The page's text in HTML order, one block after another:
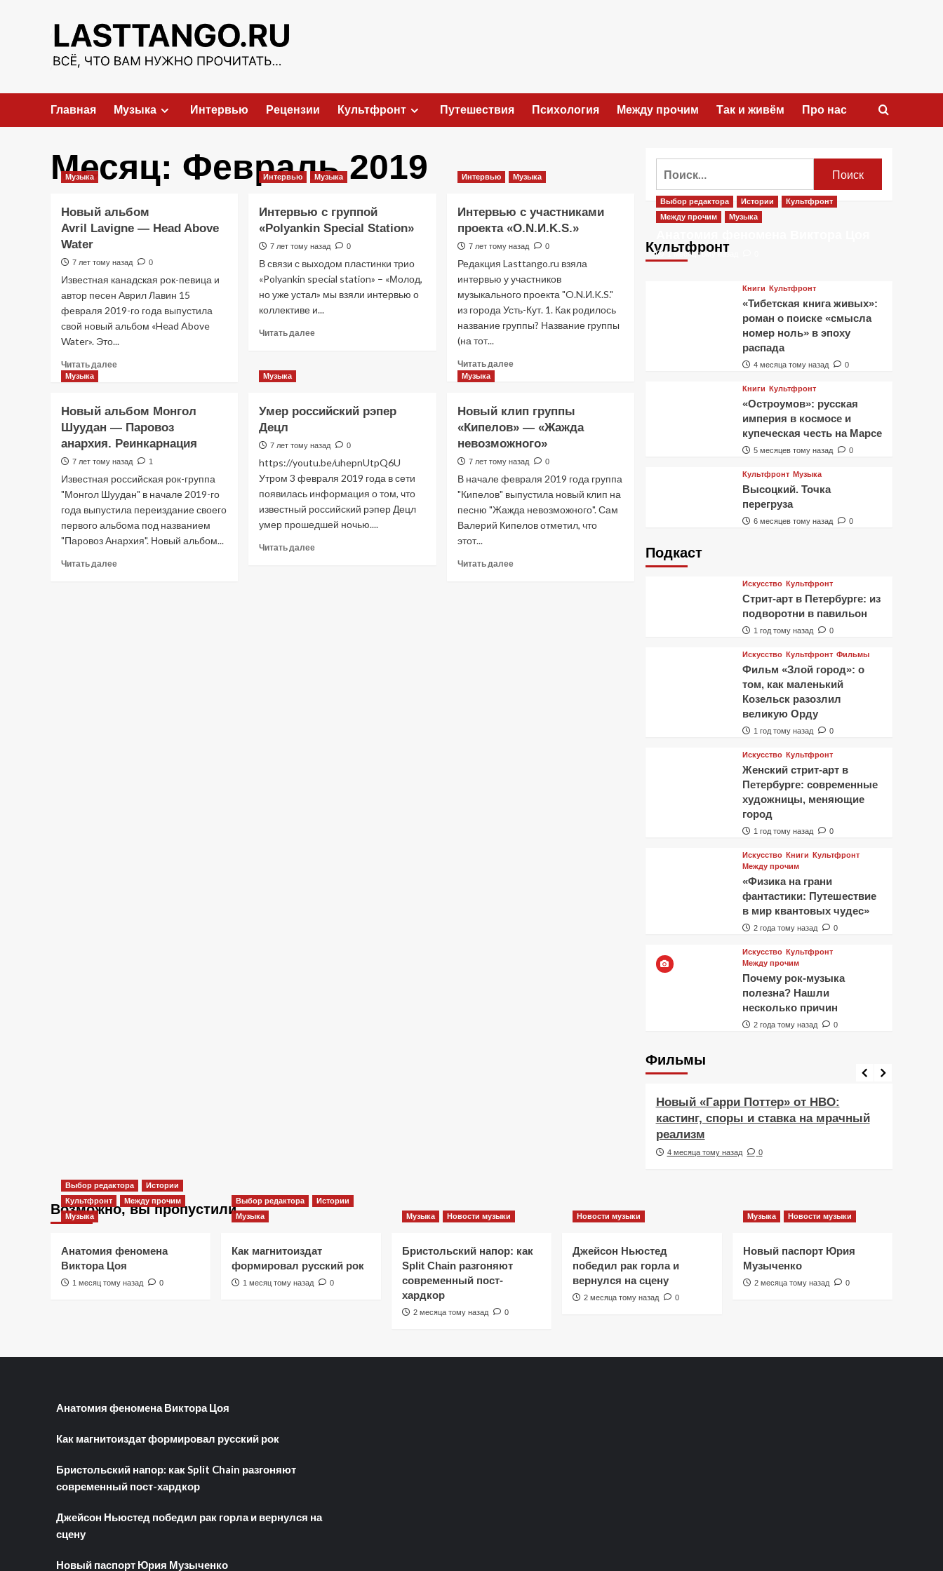
содержимому
Главная Музыка Интервью Рецензии Культфронт Путешествия Психология Между прочим Так и живём Про нас
Месяц: Февраль 2019
Музыка
Новый альбом
Avril Lavigne — Head Above
Water
7 лет тому назад 0
Известная канадская рок-певица и
автор песен Аврил Лавин 15
февраля 2019-го года выпустила
свой новый альбом «Head Above
Water». Это...
Читать далееПрочитать
альбом
Avril Lavigne —
Head
Above
Water
Интервью Музыка
Интервью с группой
«Polyankin Special Station»
7 лет тому назад 0
В связи с выходом пластинки трио
«Polyankin special station» – «Молод,
но уже устал» мы взяли интервью о
коллективе и...
Читать далееПрочитать
«Polyankin
Интервью Музыка
Интервью с участниками
проекта «O.N.И.K.S.»
7 лет тому назад 0
Редакция Lasttango.ru взяла
интервью у участников
музыкального проекта "O.N.И.K.S."
из города Усть-Кут. 1. Как родилось
название группы? Название группы
(на тот...
Читать далееПрочитать
с
участниками
проекта
«O.N.И.K.S.»
Музыка
Новый альбом Монгол
Шуудан — Паровоз
анархия. Реинкарнация
7 лет тому назад 1
Известная российская рок-группа
"Монгол Шуудан" в начале 2019-го
года выпустила переиздание своего
первого альбома под названием
"Паровоз Анархия". Новый альбом...
Читать далееПрочитать
Музыка
Умер российский рэпер
Децл
7 лет тому назад 0
https://youtu.be/uhepnUtpQ6U
Утром 3 февраля 2019 года в сети
появилась информация о том, что
известный российский рэпер Децл
умер прошедшей ночью....
Читать далееПрочитать
Музыка
Новый клип группы
«Кипелов» — «Жажда
невозможного»
7 лет тому назад 0
В начале февраля 2019 года группа
"Кипелов" выпустила новый клип на
песню "Жажда невозможного". Сам
Валерий Кипелов отметил, что
этот...
Читать далееПрочитать
Культфронт
Выбор редактора Истории
Культфронт
Между прочим
Музыка
1 месяц тому назад
Книги Культфронт
«Тибетская книга живых»:
роман о поиске «смысла
номер ноль» в эпоху
распада
4 месяца тому назад 0
Книги Культфронт
«Остроумов»: русская
империя в космосе и
купеческая честь на Марсе
5 месяцев тому назад 0
Культфронт Музыка
Высоцкий. Точка
перегруза
6 месяцев тому назад 0
Подкаст
Искусство Культфронт
Стрит-арт в Петербурге: из
подворотни в павильон
1 год тому назад 0
Искусство Культфронт Фильмы
Фильм «Злой город»: о
том, как маленький
Козельск разозлил
великую Орду
1 год тому назад 0
Искусство Культфронт
Женский стрит-арт в
Петербурге: современные
художницы, меняющие
город
1 год тому назад 0
Искусство Книги Культфронт
Между прочим
«Физика на грани
фантастики: Путешествие
в мир квантовых чудес»
2 года тому назад 0
Искусство Культфронт
Между прочим
Почему рок-музыка
полезна? Нашли
несколько причин
2 года тому назад 0
Фильмы
Фильмы
Новый «Гарри Поттер» от HBO:
кастинг, споры и ставка на мрачный
реализм
4 месяца тому назад 0
Возможно, вы пропустили
Выбор редактора
Истории
Культфронт
Между прочим
Музыка
Анатомия феномена
Виктора Цоя
1 месяц тому назад 0
Выбор редактора
Истории
Музыка
Как магнитоиздат
формировал русский рок
1 месяц тому назад 0
Музыка Новости музыки
Бристольский напор: как
Split Chain разгоняют
современный пост-
хардкор
2 месяца тому назад 0
Новости музыки
Джейсон Ньюстед
победил рак горла и
вернулся на сцену
2 месяца тому назад 0
Музыка Новости музыки
Новый паспорт Юрия
Музыченко
2 месяца тому назад 0
Анатомия феномена Виктора Цоя
Как магнитоиздат формировал русский рок
Бристольский напор: как Split Chain разгоняют
современный пост-хардкор
Джейсон Ньюстед победил рак горла и вернулся на
сцену
Новый паспорт Юрия Музыченко